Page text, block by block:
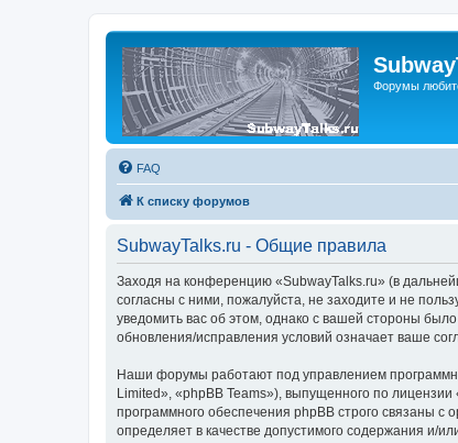
Форумы
FAQ
К списку форумов
SubwayTalks.ru - Общие правила
Заходя на конференцию «SubwayTalks.ru» (в
согласны с ними, пожалуйста, не заходите и не
уведомить вас об этом, однако с вашей стороны
обновления/исправления условий означает ваше
Наши форумы работают под управлением
Limited», «phpBB Teams»), выпущенного по лицензии
программного обеспечения phpBB строго связаны
определяет в качестве допустимого содержания и/